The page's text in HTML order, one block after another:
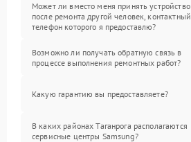
Может ли вместо меня принять устройство
после ремонта другой человек, контактный
телефон которого я предоставлю?
Возможно ли получать обратную связь в
процессе выполнения ремонтных работ?
Какую гарантию вы предоставляете?
В каких районах Таганрога располагаются
сервисные центры Samsung?